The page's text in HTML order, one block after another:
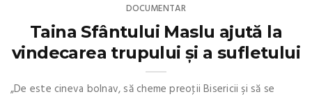
DOCUMENTAR
Taina Sfântului Maslu ajută la
vindecarea trupului și a sufletului
„De este cineva bolnav, să cheme preoţii Bisericii şi să se